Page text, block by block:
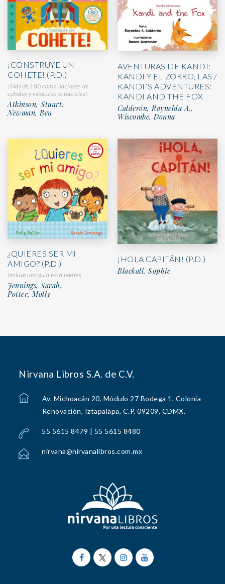
¡CONSTRUYE UN
COHETE! (P.D.)
¡Más de 180 combinaciones de
cohetes y vehículos espaciales!
Atkinson, Stuart,
Newman, Ben
AVENTURAS DE KANDI:
KANDI Y EL ZORRO, LAS /
KANDI´S ADVENTURES:
KANDI AND THE FOX
Calderón, Raynelda A.,
Wiscombe, Donna
¿QUIERES SER MI
AMIGO? (P.D.)
Incluye una guía para padres
Jennings, Sarah,
Potter, Molly
¡HOLA CAPITÁN! (P.D.)
Blackall, Sophie
Nirvana Libros S.A. de C.V.
Av. Michoacán 20, Módulo 27 Bodega 1, Colonia
Renovación, Iztapalapa, C.P. 09209, CDMX.
55 5615 8479 | 55 5615 8480
nirvana@nirvanalibros.com.mx